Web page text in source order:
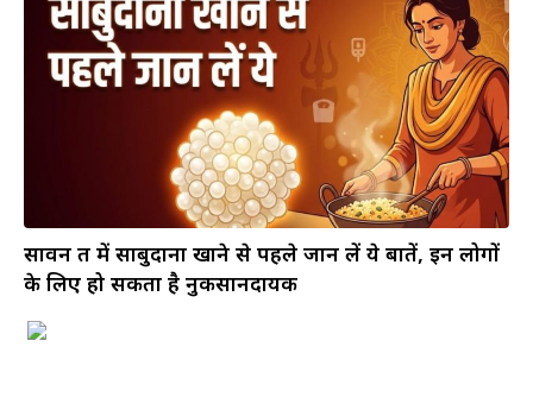
सावन व्रत में साबुदाना खाने से पहले जान लें ये बातें, इन लोगों
के लिए हो सकता है नुकसानदायक